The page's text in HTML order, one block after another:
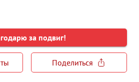
за подвиг!
Поделиться